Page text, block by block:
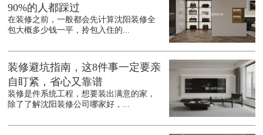
90%的人都踩过
在装修之前，一般都会先计算沈阳装修全
包大概多少钱一平，拎包入住的...
装修避坑指南，这8件事一定要亲
自盯紧，省心又靠谱
装修是件系统工程，想要装出满意的家，
除了了解沈阳装修公司哪家好，...